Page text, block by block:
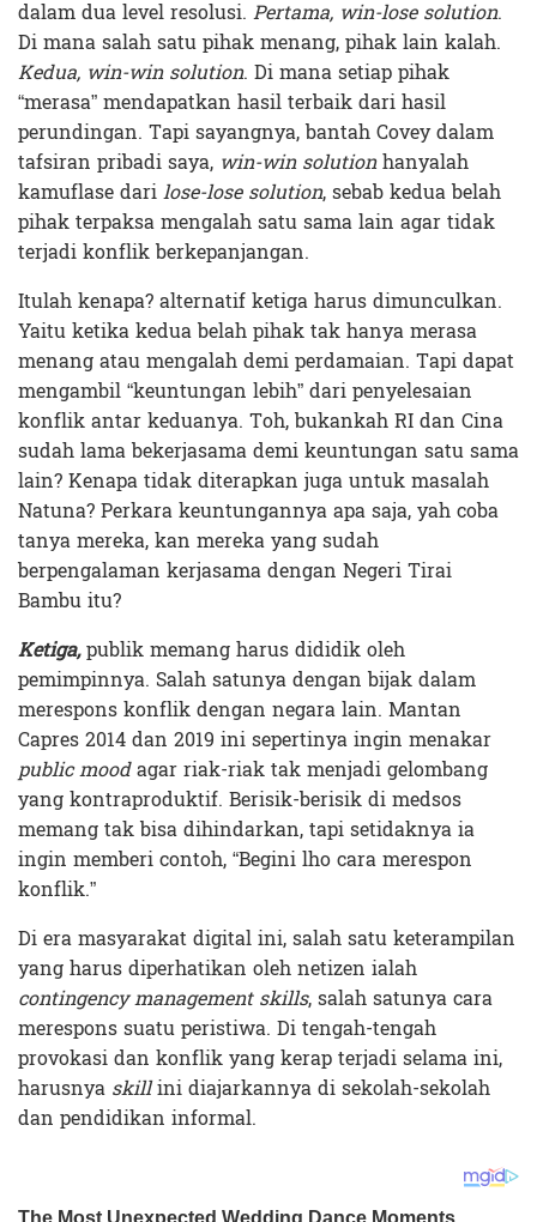
dalam dua level resolusi. Pertama, win-lose solution.
Di mana salah satu pihak menang, pihak lain kalah.
Kedua, win-win solution. Di mana setiap pihak
“merasa” mendapatkan hasil terbaik dari hasil
perundingan. Tapi sayangnya, bantah Covey dalam
tafsiran pribadi saya, win-win solutionhanyalah
kamuflase darilose-lose solution, sebab kedua belah
pihak terpaksa mengalah satu sama lain agar tidak
terjadi konflik berkepanjangan.
Itulah kenapa? alternatif ketiga harus dimunculkan.
Yaitu ketika kedua belah pihak tak hanya merasa
menang atau mengalah demi perdamaian. Tapi dapat
mengambil “keuntungan lebih” dari penyelesaian
konflik antar keduanya. Toh, bukankah RI dan Cina
sudah lama bekerjasama demi keuntungan satu sama
lain? Kenapa tidak diterapkan juga untuk masalah
Natuna? Perkara keuntungannya apa saja, yah coba
tanya mereka, kan mereka yang sudah
berpengalaman kerjasama dengan Negeri Tirai
Bambu itu?
Ketiga,publik memang harus dididik oleh
pemimpinnya. Salah satunya dengan bijak dalam
merespons konflik dengan negara lain. Mantan
Capres 2014 dan 2019 ini sepertinya ingin menakar
public moodagar riak-riak tak menjadi gelombang
yang kontraproduktif. Berisik-berisik di medsos
memang tak bisa dihindarkan, tapi setidaknya ia
ingin memberi contoh, “Begini lho cara merespon
konflik.”
Di era masyarakat digital ini, salah satu keterampilan
yang harus diperhatikan oleh netizen ialah
contingency management skills, salah satunya cara
merespons suatu peristiwa. Di tengah-tengah
provokasi dan konflik yang kerap terjadi selama ini,
harusnya skillini diajarkannya di sekolah-sekolah
dan pendidikan informal.